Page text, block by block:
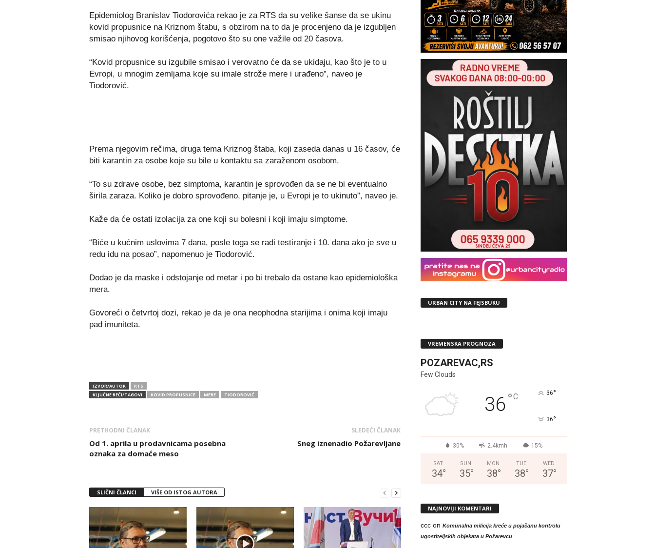
Epidemiolog Branislav Tiodorovića rekao je za RTS da su velike šanse da se ukinu
kovid propusnice na Kriznom štabu, s obzirom na to da je procenjeno da je izgubljen
smisao njihovog korišćenja, pogotovo što su one važile od 20 časova.
“Kovid propusnice su izgubile smisao i verovatno će da se ukidaju, kao što je to u
Evropi, u mnogim zemljama koje su imale strože mere i urađeno”, naveo je
Tiodorović.
Prema njegovim rečima, druga tema Kriznog štaba, koji zaseda danas u 16 časov, će
biti karantin za osobe koje su bile u kontaktu sa zaraženom osobom.
“To su zdrave osobe, bez simptoma, karantin je sprovođen da se ne bi eventualno
širila zaraza. Koliko je dobro sprovođeno, pitanje je, u Evropi je to ukinuto”, naveo je.
Kaže da će ostati izolacija za one koji su bolesni i koji imaju simptome.
“Biće u kućnim uslovima 7 dana, posle toga se radi testiranje i 10. dana ako je sve u
redu idu na posao”, napomenuo je Tiodorović.
Dodao je da maske i odstojanje od metar i po bi trebalo da ostane kao epidemiološka
mera.
Govoreći o četvrtoj dozi, rekao je da je ona neophodna starijima i onima koji imaju
pad imuniteta.
IZVOR/AUTOR
RTS
KLJUČNE REČI/TAGOVI
KOVID PROPUSNICE MERE TIODOROVIĆ
PRETHODNI ČLANAK
Od 1. aprila u prodavnicama posebna
oznaka za domaće meso
SLEDEĆI ČLANAK
Sneg iznenadio Požarevljane
SLIČNI ČLANCI VIŠE OD ISTOG AUTORA
URBAN CITY NA FEJSBUKU
VREMENSKA PROGNOZA
POZAREVAC,RS
Few Clouds
36°C 36°
36°
30% 2.4kmh 15%
SAT
34°
SUN
35°
MON
38°
TUE
38°
WED
37°
NAJNOVIJI KOMENTARI
cccon Komunalna milicija kreće u pojačanu kontrolu
ugostiteljskih objekata u Požarevcu